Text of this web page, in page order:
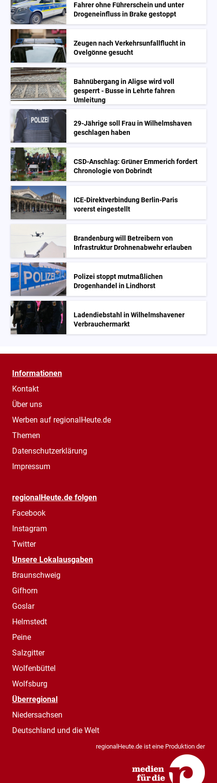
Fahrer ohne Führerschein und unter
Drogeneinfluss in Brake gestoppt
Zeugen nach Verkehrsunfallflucht in
Ovelgönne gesucht
Bahnübergang in Aligse wird voll
gesperrt - Busse in Lehrte fahren
Umleitung
29-Jährige soll Frau in Wilhelmshaven
geschlagen haben
CSD-Anschlag: Grüner Emmerich fordert
Chronologie von Dobrindt
ICE-Direktverbindung Berlin-Paris
vorerst eingestellt
Brandenburg will Betreibern von
Infrastruktur Drohnenabwehr erlauben
Polizei stoppt mutmaßlichen
Drogenhandel in Lindhorst
Ladendiebstahl in Wilhelmshavener
Verbrauchermarkt
Informationen
Kontakt
Über uns
Werben auf regionalHeute.de
Themen
Datenschutzerklärung
Impressum
regionalHeute.de folgen
Facebook
Instagram
Twitter
Unsere Lokalausgaben
Braunschweig
Gifhorn
Goslar
Helmstedt
Peine
Salzgitter
Wolfenbüttel
Wolfsburg
Überregional
Niedersachsen
Deutschland und die Welt
regionalHeute.de ist eine Produktion der